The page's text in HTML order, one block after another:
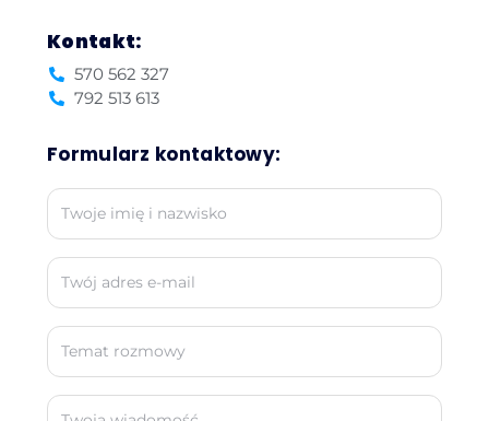
Kontakt:
570 562 327
792 513 613
Formularz kontaktowy: